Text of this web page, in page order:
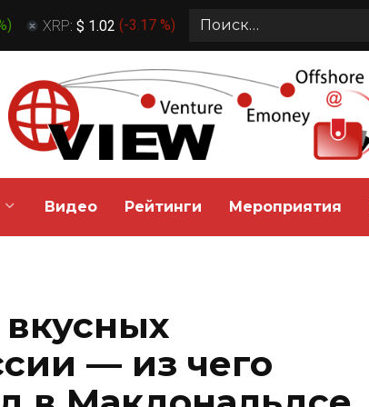
) XRP: $ 1.02 (-3.17 %)
Search
Видео Рейтинги Мероприятия
— из чего